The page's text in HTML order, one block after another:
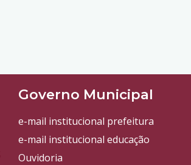
Governo Municipal
e-mail institucional prefeitura
e-mail institucional educação
Ouvidoria